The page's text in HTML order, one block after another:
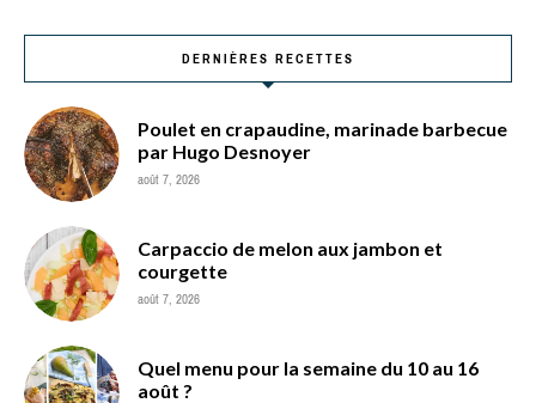
DERNIÈRES RECETTES
Poulet en crapaudine, marinade barbecue
par Hugo Desnoyer
août 7, 2026
Carpaccio de melon aux jambon et
courgette
août 7, 2026
Quel menu pour la semaine du 10 au 16
août ?